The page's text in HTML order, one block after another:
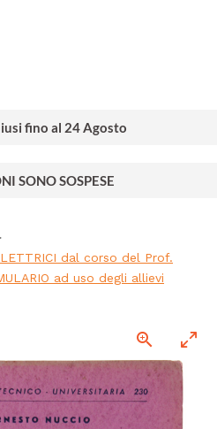
fino al 24 Agosto
SONO SOSPESE
dal corso del Prof.
ad uso degli allievi